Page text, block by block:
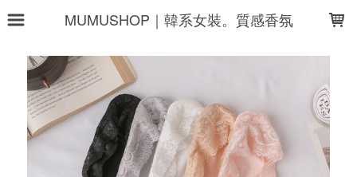
MUMUSHOP｜韓系女裝。質感香氛